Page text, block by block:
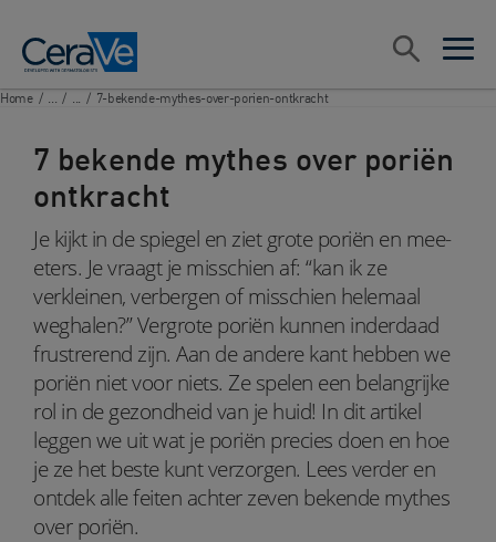
open
open
Zoeken
Home / ... / ... / 7-bekende-mythes-over-porien-ontkracht
7 bekende mythes over poriën
ontkracht
Je kijkt in de spiegel en ziet grote poriën en mee-
eters. Je vraagt je misschien af: “kan ik ze
verkleinen, verbergen of misschien helemaal
weghalen?” Vergrote poriën kunnen inderdaad
frustrerend zijn. Aan de andere kant hebben we
poriën niet voor niets. Ze spelen een belangrijke
rol in de gezondheid van je huid! In dit artikel
leggen we uit wat je poriën precies doen en hoe
je ze het beste kunt verzorgen. Lees verder en
ontdek alle feiten achter zeven bekende mythes
over poriën.